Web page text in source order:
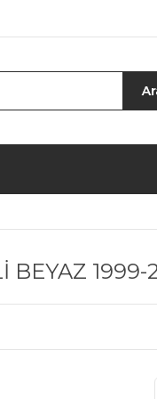
BEYAZ 1999-